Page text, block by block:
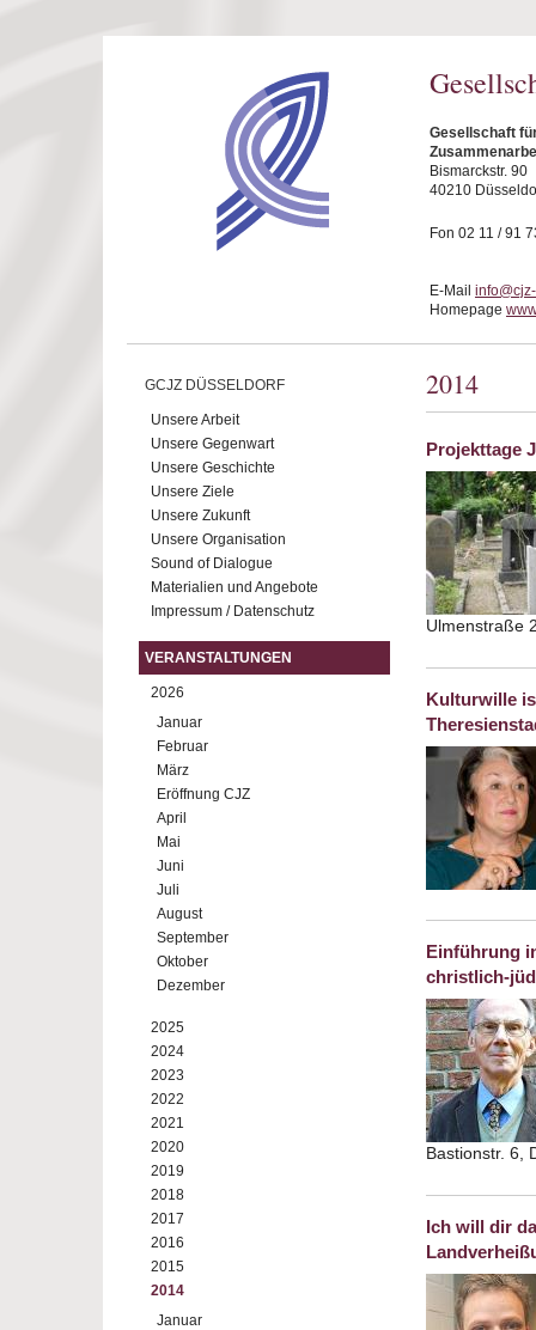
Gesellschaft
Bismarckstr. 90
40210
Fon 02 11 / 91
E-Mail
Homepage
GCJZ DÜSSELDORF
Unsere Arbeit
Unsere Gegenwart
Unsere Geschichte
Unsere Ziele
Unsere Zukunft
Unsere Organisation
Sound of Dialogue
Materialien und Angebote
Impressum / Datenschutz
VERANSTALTUNGEN
2026
Januar
Februar
März
Eröffnung CJZ
April
Mai
Juni
Juli
August
September
Oktober
Dezember
2025
2024
2023
2022
2021
2020
2019
2018
2017
2016
2015
2014
Januar
2014
Projekttage
Ulmenstraße
Kulturwille
Einführung
christlich-
Bastionstr. 6,
Ich will dir